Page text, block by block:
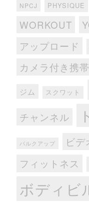
NPCJ PHYSIQUE
WORKOUT
アップロード
カメラ付き携
ジム スクワット
チャンネル
バルクアップ ビデ
フィットネス
ボディビ